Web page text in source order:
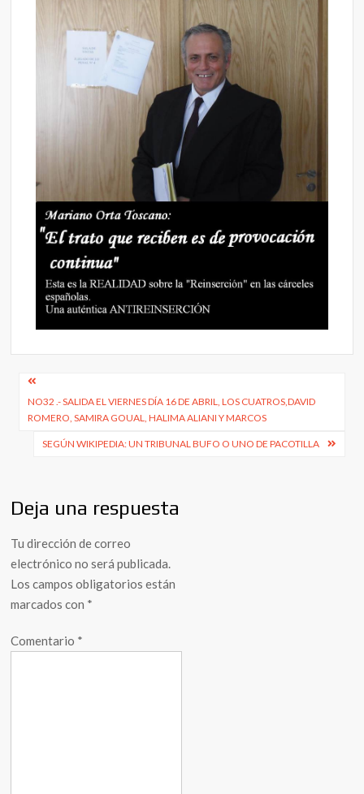
Navegación
de
entradas
NO32 .- SALIDA EL VIERNES DÍA 16 DE ABRIL, LOS CUATROS,DAVID
ROMERO, SAMIRA GOUAL, HALIMA ALIANI Y MARCOS
SEGÚN WIKIPEDIA: UN TRIBUNAL BUFO O UNO DE PACOTILLA
Deja una respuesta
Tu dirección de correo
electrónico no será publicada.
Los campos obligatorios están
marcados con *
Comentario *